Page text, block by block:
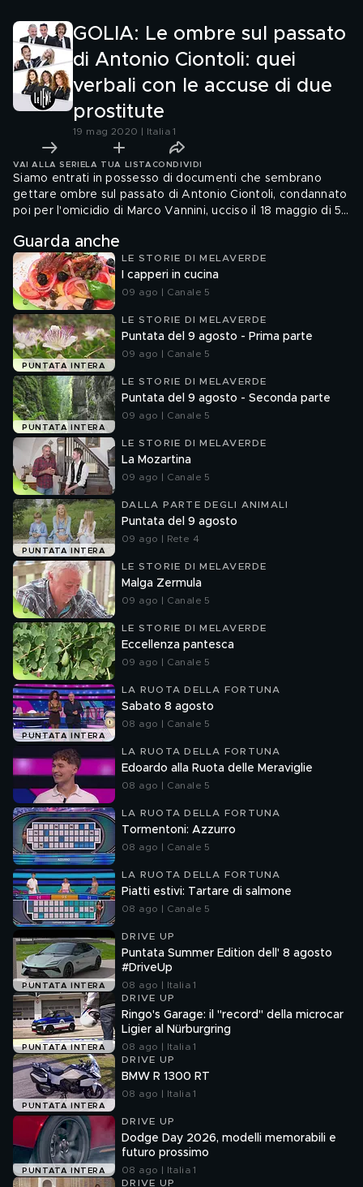
lavoro in nero
GOLIA: Le ombre sul passato
di Antonio Ciontoli: quei
verbali con le accuse di due
prostitute
19 mag 2020 | Italia 1
VAI ALLA SERIE LA TUA LISTA CONDIVIDI
Siamo entrati in possesso di documenti che sembrano
gettare ombre sul passato di Antonio Ciontoli, condannato
poi per l'omicidio di Marco Vannini, ucciso il 18 maggio di 5
denunciato accusandolo di rapina dopo un rapporto
sessuale non pagato. Giulio Golia ricostruisce questa
vicenda di 20 anni fa mai finita a processo e subito
archiviata
Guarda anche
LE STORIE DI MELAVERDE
I capperi in cucina
09 ago | Canale 5
PUNTATA INTERA
LE STORIE DI MELAVERDE
Puntata del 9 agosto - Prima parte
09 ago | Canale 5
PUNTATA INTERA
LE STORIE DI MELAVERDE
Puntata del 9 agosto - Seconda parte
09 ago | Canale 5
LE STORIE DI MELAVERDE
La Mozartina
09 ago | Canale 5
PUNTATA INTERA
DALLA PARTE DEGLI ANIMALI
Puntata del 9 agosto
09 ago | Rete 4
LE STORIE DI MELAVERDE
Malga Zermula
09 ago | Canale 5
LE STORIE DI MELAVERDE
Eccellenza pantesca
09 ago | Canale 5
PUNTATA INTERA
LA RUOTA DELLA FORTUNA
Sabato 8 agosto
08 ago | Canale 5
LA RUOTA DELLA FORTUNA
Edoardo alla Ruota delle Meraviglie
08 ago | Canale 5
LA RUOTA DELLA FORTUNA
Tormentoni: Azzurro
08 ago | Canale 5
LA RUOTA DELLA FORTUNA
Piatti estivi: Tartare di salmone
08 ago | Canale 5
PUNTATA INTERA
DRIVE UP
Puntata Summer Edition dell' 8 agosto
#DriveUp
08 ago | Italia 1
PUNTATA INTERA
DRIVE UP
Ringo's Garage: il "record" della microcar
Ligier al Nürburgring
08 ago | Italia 1
PUNTATA INTERA
DRIVE UP
BMW R 1300 RT
08 ago | Italia 1
PUNTATA INTERA
DRIVE UP
Dodge Day 2026, modelli memorabili e
futuro prossimo
08 ago | Italia 1
DRIVE UP